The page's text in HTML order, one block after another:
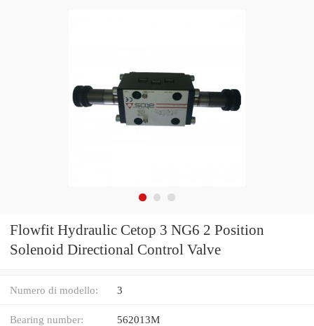
Flowfit Hydraulic Cetop 3 NG6 2 Position
Solenoid Directional Control Valve
Numero di modello: 3
Bearing number: 562013M